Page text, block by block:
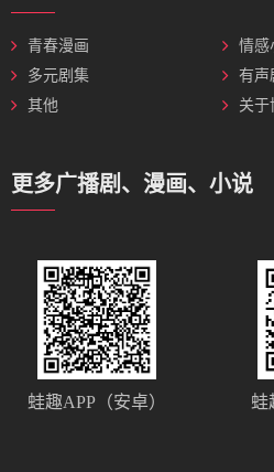
青春漫画
情感
多元剧集
有声
其他
关于
更多广播剧、漫画、小说
蛙趣APP（安卓） 蛙